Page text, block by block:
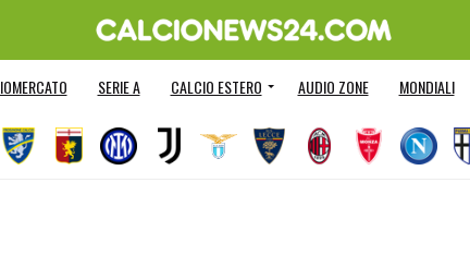
SERIE A CALCIO ESTERO AUDIO ZONE MONDIALI